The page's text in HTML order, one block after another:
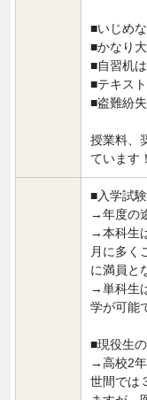
■いじめ
■かなり
■自習机
■テキス
■盗難紛
授業料、
ています
■入学試
→年度の
→本科生
月に多く
に満員と
→単科生
学が可能
■現役生
→高校2
世間では